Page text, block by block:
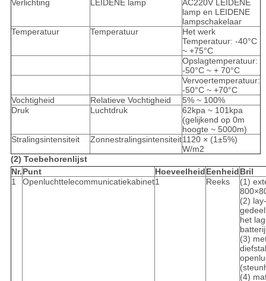
Verlichting
LEIDENE lamp
AC220V LEIDENE
lamp en LEIDENE
lampschakelaar
Temperatuur
Temperatuur
Het werk
Temperatuur: -40°C
~ +75°C
Opslagtemperatuur:
-50°C ~ + 70°C
Vervoertemperatuur:
-50°C ~ +70°C
Vochtigheid
Relatieve Vochtigheid
5% ~ 100%
Druk
Luchtdruk
62kpa ~ 101kpa
(gelijkend op 0m
hoogte ~ 5000m)
Stralingsintensiteit
Zonnestralingsintensiteit1120 × (1±5%)
W/m2
(2) Toebehorenlijst
Nr.Punt HoeveelheidEenheidBril
1
Openluchttelecommunicatiekabinet1 Reeks
(1)
(2)
het
(3)
(4)